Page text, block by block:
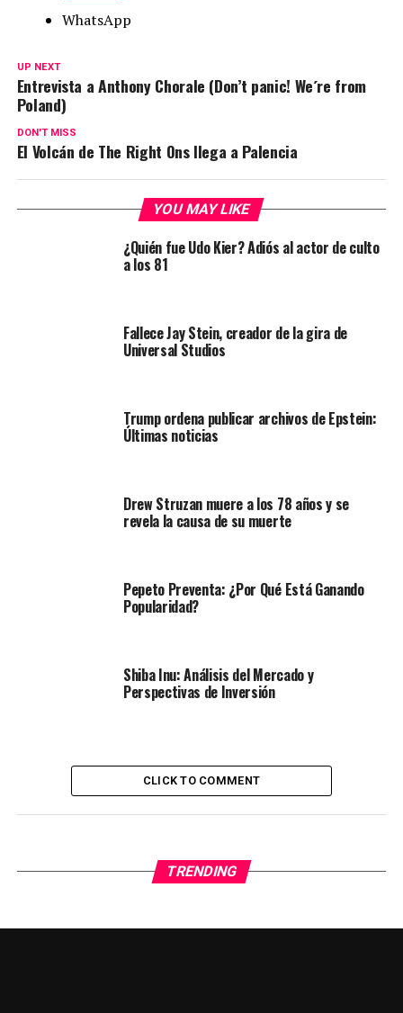
WhatsApp
UP NEXT
Entrevista a Anthony Chorale (Don’t panic! We´re from
Poland)
DON'T MISS
El Volcán de The Right Ons llega a Palencia
YOU MAY LIKE
¿Quién fue Udo Kier? Adiós al actor de culto
a los 81
Fallece Jay Stein, creador de la gira de
Universal Studios
Trump ordena publicar archivos de Epstein:
Últimas noticias
Drew Struzan muere a los 78 años y se
revela la causa de su muerte
Pepeto Preventa: ¿Por Qué Está Ganando
Popularidad?
Shiba Inu: Análisis del Mercado y
Perspectivas de Inversión
CLICK TO COMMENT
TRENDING